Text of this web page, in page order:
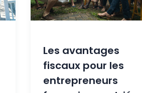
Les avantages
fiscaux pour les
entrepreneurs